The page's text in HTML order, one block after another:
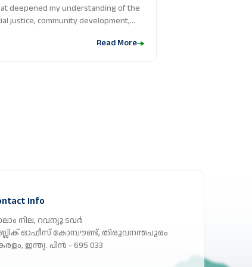
deepened my understanding of the
justice, community development,
participatory governance, and
in community organizing, social
the impact of collective
a medium for behavioral change
and environmental
Read More
Info
നില, റവന്യൂ ടവർ
ഓഫീസ് കോമ്പൗണ്ട്, തിരുവനന്തപുരം
ഇന്ത്യ. പിൻ - 695 033